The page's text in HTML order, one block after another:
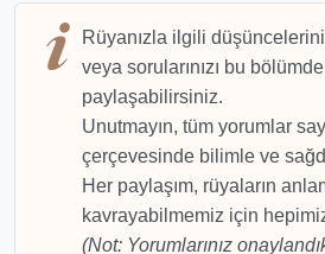
Rüyanızla ilgili
veya sorularınızı bu
paylaşabilirsiniz.
Unutmayın, tüm yorumlar
çerçevesinde bilimle ve
Her paylaşım, rüyaların
kavrayabilmemiz için
(Not: Yorumlarınız